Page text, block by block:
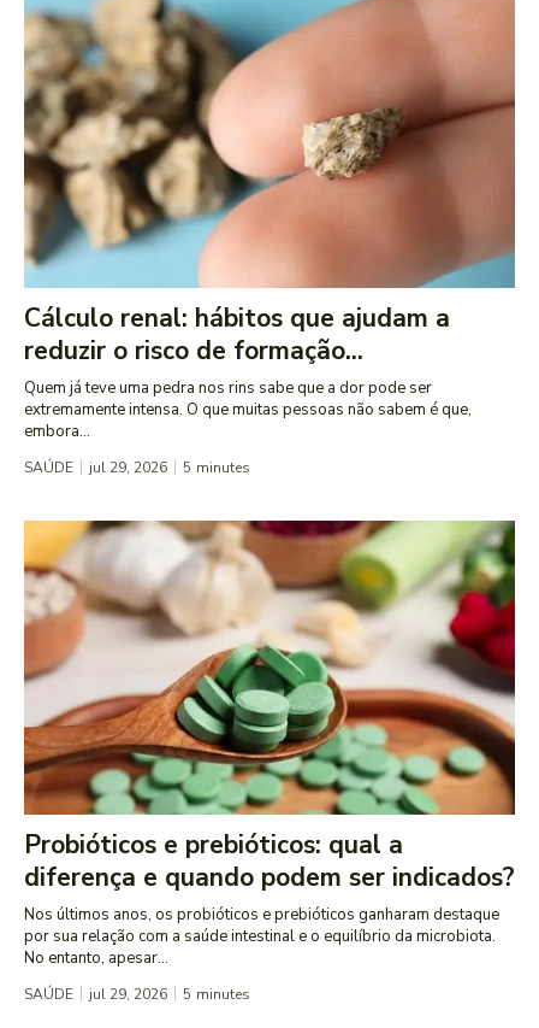
Cálculo renal: hábitos que ajudam a
reduzir o risco de formação...
Quem já teve uma pedra nos rins sabe que a dor pode ser
extremamente intensa. O que muitas pessoas não sabem é que,
embora...
SAÚDE jul 29, 2026 5 minutes
Probióticos e prebióticos: qual a
diferença e quando podem ser indicados?
Nos últimos anos, os probióticos e prebióticos ganharam destaque
por sua relação com a saúde intestinal e o equilíbrio da microbiota.
No entanto, apesar...
SAÚDE jul 29, 2026 5 minutes